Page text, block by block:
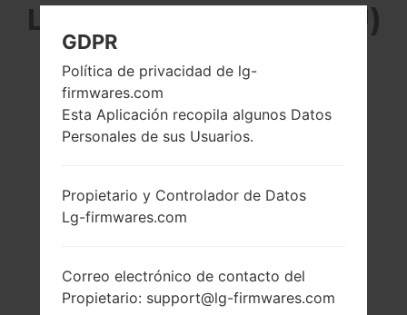
LG D373EU (LGD373EU)
DE LA SERIE LG L80
DUAL
5.0 pulgadas
480 x 800 píxeles
(~187 densidad de
Snapdragon 200
1GB
GDPR
Política de privacidad de lg-
firmwares.com
Esta Aplicación recopila algunos Datos
Personales de sus Usuarios.
Propietario y Controlador de Datos
Lg-firmwares.com
Correo electrónico de contacto del
Propietario: support@lg-firmwares.com